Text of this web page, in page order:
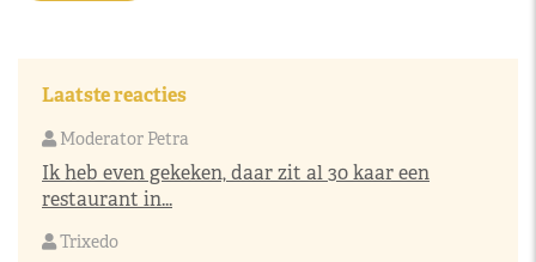
Laatste reacties
Moderator Petra
Ik heb even gekeken, daar zit al 30 kaar een
restaurant in...
Trixedo